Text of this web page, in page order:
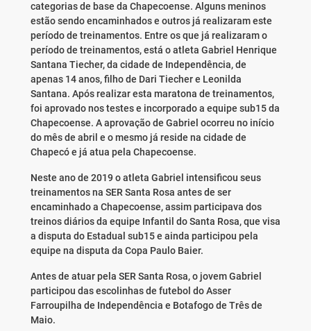
categorias de base da Chapecoense. Alguns meninos
estão sendo encaminhados e outros já realizaram este
período de treinamentos. Entre os que já realizaram o
período de treinamentos, está o atleta Gabriel Henrique
Santana Tiecher, da cidade de Independência, de
apenas 14 anos, filho de Dari Tiecher e Leonilda
Santana. Após realizar esta maratona de treinamentos,
foi aprovado nos testes e incorporado a equipe sub15 da
Chapecoense. A aprovação de Gabriel ocorreu no início
do mês de abril e o mesmo já reside na cidade de
Chapecó e já atua pela Chapecoense.
Neste ano de 2019 o atleta Gabriel intensificou seus
treinamentos na SER Santa Rosa antes de ser
encaminhado a Chapecoense, assim participava dos
treinos diários da equipe Infantil do Santa Rosa, que visa
a disputa do Estadual sub15 e ainda participou pela
equipe na disputa da Copa Paulo Baier.
Antes de atuar pela SER Santa Rosa, o jovem Gabriel
participou das escolinhas de futebol do Asser
Farroupilha de Independência e Botafogo de Três de
Maio.